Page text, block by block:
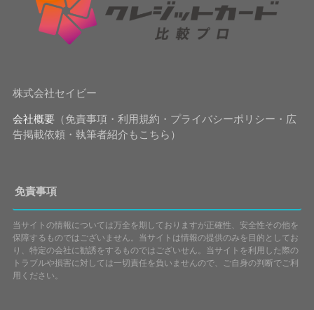
株式会社セイビー
会社概要（免責事項・利用規約・プライバシーポリシー・広
告掲載依頼・執筆者紹介もこちら）
免責事項
当サイトの情報については万全を期しておりますが正確性、安全性その他を
保障するものではございません。当サイトは情報の提供のみを目的としてお
り、特定の会社に勧誘をするものではございせん。当サイトを利用した際の
トラブルや損害に対しては一切責任を負いませんので、ご自身の判断でご利
用ください。